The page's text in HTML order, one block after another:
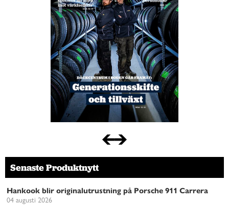
Senaste Produktnytt
Hankook blir originalutrustning på Porsche 911 Carrera
04 augusti 2026